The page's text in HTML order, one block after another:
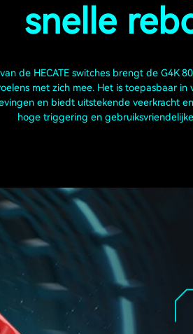
snelle
de HECATE switches brengt de G4K
met zich mee. Het is toepasbaar
en biedt uitstekende veerkracht
hoge triggering en